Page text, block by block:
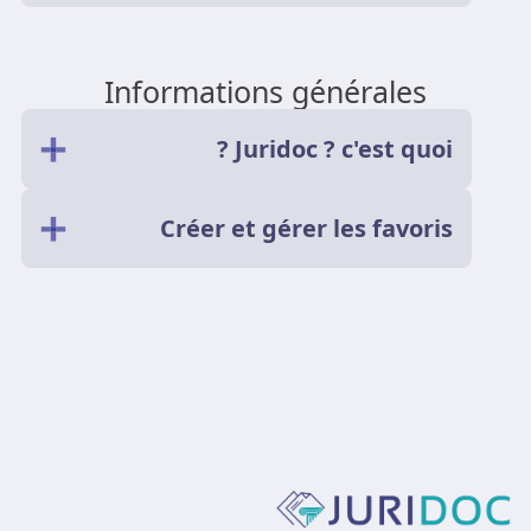
Informations générales
Juridoc ? c'est quoi ?
Créer et gérer les favoris